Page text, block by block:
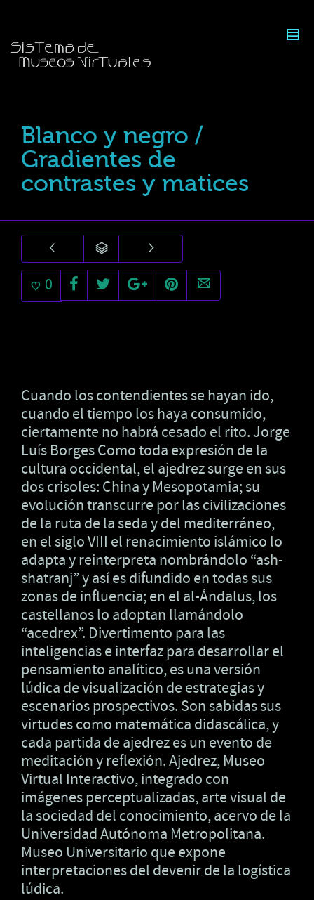
Blanco y negro /
Gradientes de
contrastes y matices
0
Cuando los contendientes se hayan ido,
cuando el tiempo los haya consumido,
ciertamente no habrá cesado el rito. Jorge
Luís Borges Como toda expresión de la
cultura occidental, el ajedrez surge en sus
dos crisoles: China y Mesopotamia; su
evolución transcurre por las civilizaciones
de la ruta de la seda y del mediterráneo,
en el siglo VIII el renacimiento islámico lo
adapta y reinterpreta nombrándolo “ash-
shatranj” y así es difundido en todas sus
zonas de influencia; en el al-Ándalus, los
castellanos lo adoptan llamándolo
“acedrex”. Divertimento para las
inteligencias e interfaz para desarrollar el
pensamiento analítico, es una versión
lúdica de visualización de estrategias y
escenarios prospectivos. Son sabidas sus
virtudes como matemática didascálica, y
cada partida de ajedrez es un evento de
meditación y reflexión. Ajedrez, Museo
Virtual Interactivo, integrado con
imágenes perceptualizadas, arte visual de
la sociedad del conocimiento, acervo de la
Universidad Autónoma Metropolitana.
Museo Universitario que expone
interpretaciones del devenir de la logística
lúdica.